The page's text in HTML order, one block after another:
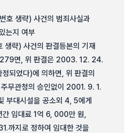
호 생략) 사건의 범죄사실과
는지 여부
생략) 사건의 판결등본의 기재
면, 위 판결은 2003. 12. 24.
되었다)에 의하면, 위 판결의
무관청의 승인없이 2001. 9. 1.
부대시설을 공소외 4, 5에게
임대료 1억 6, 000만 원,
까지로 정하여 임대한 것을